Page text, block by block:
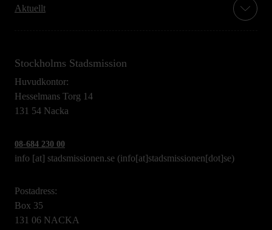
Aktuellt
Stockholms Stadsmission
Huvudkontor:
Hesselmans Torg 14
131 54 Nacka
08-684 230 00
info [at] stadsmissionen.se (info[at]stadsmissionen[dot]se)
Postadress:
Box 35
131 06 NACKA